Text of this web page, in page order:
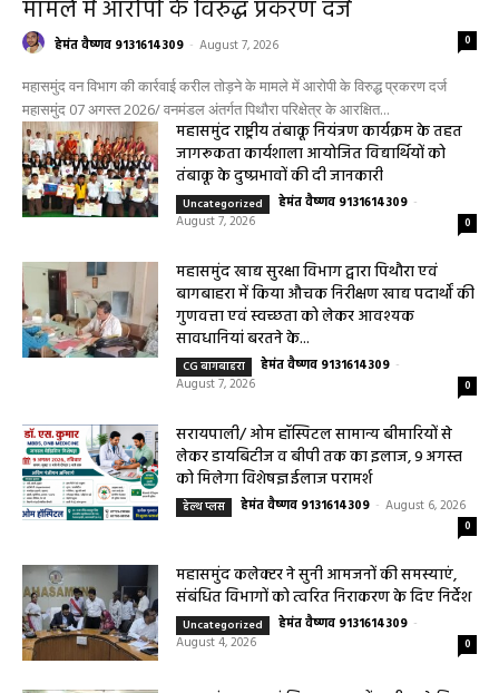
मामले में आरोपी के विरुद्ध प्रकरण दर्ज
हेमंत वैष्णव 9131614309 - August 7, 2026 0
महासमुंद वन विभाग की कार्रवाई करील तोड़ने के मामले में आरोपी के विरुद्ध प्रकरण दर्ज
महासमुंद 07 अगस्त 2026/ वनमंडल अंतर्गत पिथौरा परिक्षेत्र के आरक्षित...
महासमुंद राष्ट्रीय तंबाकू नियंत्रण कार्यक्रम के तहत
जागरूकता कार्यशाला आयोजित विद्यार्थियों को
तंबाकू के दुष्प्रभावों की दी जानकारी
Uncategorized हेमंत वैष्णव 9131614309 -
August 7, 2026
0
महासमुंद खाद्य सुरक्षा विभाग द्वारा पिथौरा एवं
बागबाहरा में किया औचक निरीक्षण खाद्य पदार्थों की
गुणवत्ता एवं स्वच्छता को लेकर आवश्यक
सावधानियां बरतने के...
CG बागबाहरा हेमंत वैष्णव 9131614309 -
August 7, 2026
0
सरायपाली/ ओम हॉस्पिटल सामान्य बीमारियों से
लेकर डायबिटीज व बीपी तक का इलाज, 9 अगस्त
को मिलेगा विशेषज्ञ ईलाज परामर्श
हेल्थ प्लस हेमंत वैष्णव 9131614309 - August 6, 2026
0
महासमुंद कलेक्टर ने सुनी आमजनों की समस्याएं,
संबंधित विभागों को त्वरित निराकरण के दिए निर्देश
Uncategorized हेमंत वैष्णव 9131614309 -
August 4, 2026
0